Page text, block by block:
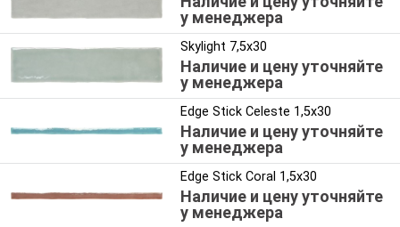
у менеджера
Skylight 7,5x30
Наличие и цену уточняйте
у менеджера
Edge Stick Celeste 1,5x30
Наличие и цену уточняйте
у менеджера
Edge Stick Coral 1,5x30
Наличие и цену уточняйте
у менеджера